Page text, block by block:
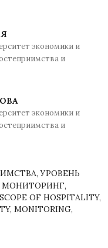
экономики и
и
экономики и
и
УРОВЕНЬ
МОНИТОРИНГ,
OF HOSPITALITY,
MONITORING,